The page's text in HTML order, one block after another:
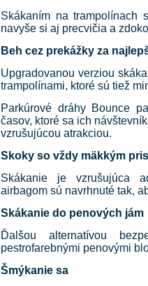
Skákaním na trampolínach
navyše si aj precvičia a
Beh cez prekážky za
Upgradovanou verziou
trampolínami, ktoré sú tiež
Parkúrové dráhy Bounce
časov, ktoré sa ich
vzrušujúcou atrakciou.
Skoky so vždy mäkkým
Skákanie je vzrušujúca
airbagom sú navrhnuté tak,
Skákanie do penových jám
Ďalšou alternatívou
pestrofarebnými penovými
Šmýkanie sa